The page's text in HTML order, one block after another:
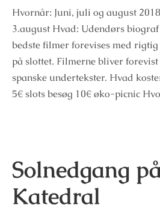
Hvornår: Juni, juli og august
3.august Hvad: Udendørs
bedste filmer forevises med
på slottet. Filmerne bliver
spanske undertekster. Hvad
5€ slots besøg 10€ øko-picnic
Solnedgang
Katedral